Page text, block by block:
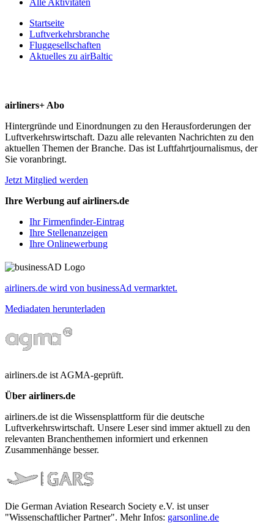
Startseite
Luftverkehrsbranche
Fluggesellschaften
Aktuelles zu airBaltic
airliners+ Abo
Hintergründe und Einordnungen zu den Herausforderungen der
Luftverkehrswirtschaft. Dazu alle relevanten Nachrichten zu den
aktuellen Themen der Branche. Das ist Luftfahrtjournalismus, der
Sie voranbringt.
Jetzt Mitglied werden
Ihre Werbung auf airliners.de
Ihr Firmenfinder-Eintrag
Ihre Stellenanzeigen
Ihre Onlinewerbung
airliners.de wird von businessAd vermarktet.
Mediadaten herunterladen
airliners.de ist AGMA-geprüft.
Über airliners.de
airliners.de ist die Wissensplattform für die deutsche
Luftverkehrswirtschaft. Unsere Leser sind immer aktuell zu den
relevanten Branchenthemen informiert und erkennen
Zusammenhänge besser.
Die German Aviation Research Society e.V. ist unser
"Wissenschaftlicher Partner". Mehr Infos: garsonline.de